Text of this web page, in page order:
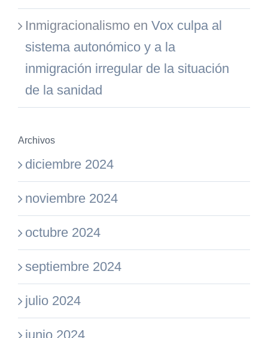
Inmigracionalismo en Vox culpa al
sistema autonómico y a la
inmigración irregular de la situación
de la sanidad
Archivos
diciembre 2024
noviembre 2024
octubre 2024
septiembre 2024
julio 2024
junio 2024